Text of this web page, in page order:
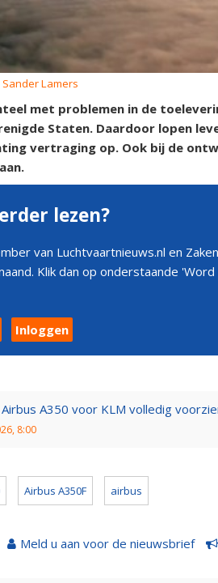
Sander Lamers
met problemen in de
Staten. Daardoor lopen
vertraging op. Ook bij de
lezen?
van Luchtvaartnieuws.nl en
Klik dan op onderstaande
Inloggen
A350 voor KLM volledig
8:00
Airbus A350F airbus
Meld u aan voor de nieuwsbrief